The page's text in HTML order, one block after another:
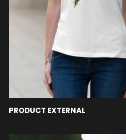
ACHETER LE PRODUIT
PRODUCT EXTERNAL